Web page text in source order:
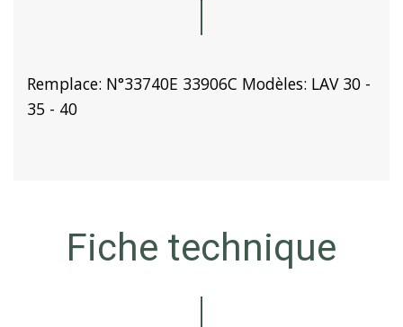
Remplace: N°33740E 33906C Modèles: LAV 30 -
35 - 40
Fiche technique